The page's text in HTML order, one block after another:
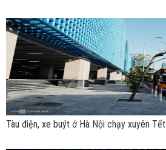
Tàu điện, xe buýt ở Hà Nội chạy xuyên Tết